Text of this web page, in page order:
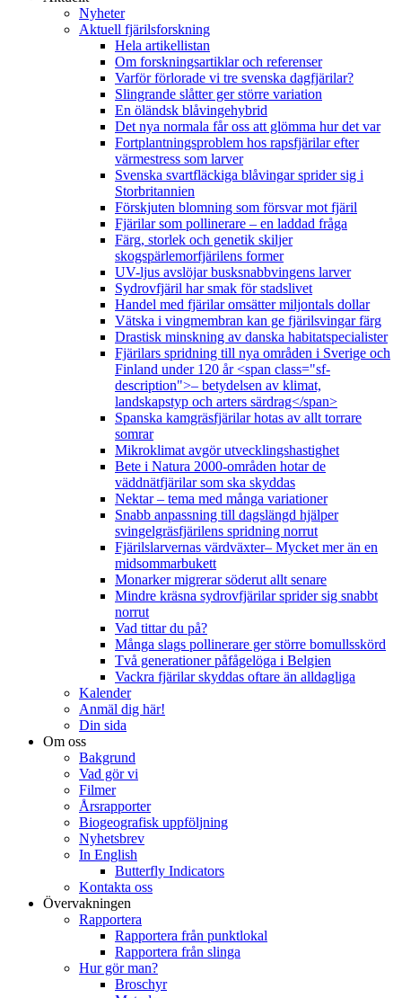
Nyheter
Aktuell fjärilsforskning
Hela artikellistan
Om forskningsartiklar och referenser
Varför förlorade vi tre svenska dagfjärilar?
Slingrande slåtter ger större variation
En öländsk blåvingehybrid
Det nya normala får oss att glömma hur det var
Fortplantningsproblem hos rapsfjärilar efter
värmestress som larver
Svenska svartfläckiga blåvingar sprider sig i
Storbritannien
Förskjuten blomning som försvar mot fjäril
Fjärilar som pollinerare – en laddad fråga
Färg, storlek och genetik skiljer
skogspärlemorfjärilens former
UV-ljus avslöjar busksnabbvingens larver
Sydrovfjäril har smak för stadslivet
Handel med fjärilar omsätter miljontals dollar
Vätska i vingmembran kan ge fjärilsvingar färg
Drastisk minskning av danska habitatspecialister
Fjärilars spridning till nya områden i Sverige och
Finland under 120 år <span class="sf-
description">– betydelsen av klimat,
landskapstyp och arters särdrag</span>
Spanska kamgräsfjärilar hotas av allt torrare
somrar
Mikroklimat avgör utvecklingshastighet
Bete i Natura 2000-områden hotar de
väddnätfjärilar som ska skyddas
Nektar – tema med många variationer
Snabb anpassning till dagslängd hjälper
svingelgräsfjärilens spridning norrut
Fjärilslarvernas värdväxter– Mycket mer än en
midsommarbukett
Monarker migrerar söderut allt senare
Mindre kräsna sydrovfjärilar sprider sig snabbt
norrut
Vad tittar du på?
Många slags pollinerare ger större bomullsskörd
Två generationer påfågelöga i Belgien
Vackra fjärilar skyddas oftare än alldagliga
Kalender
Anmäl dig här!
Din sida
Om oss
Bakgrund
Vad gör vi
Filmer
Årsrapporter
Biogeografisk uppföljning
Nyhetsbrev
In English
Butterfly Indicators
Kontakta oss
Övervakningen
Rapportera
Rapportera från punktlokal
Rapportera från slinga
Hur gör man?
Broschyr